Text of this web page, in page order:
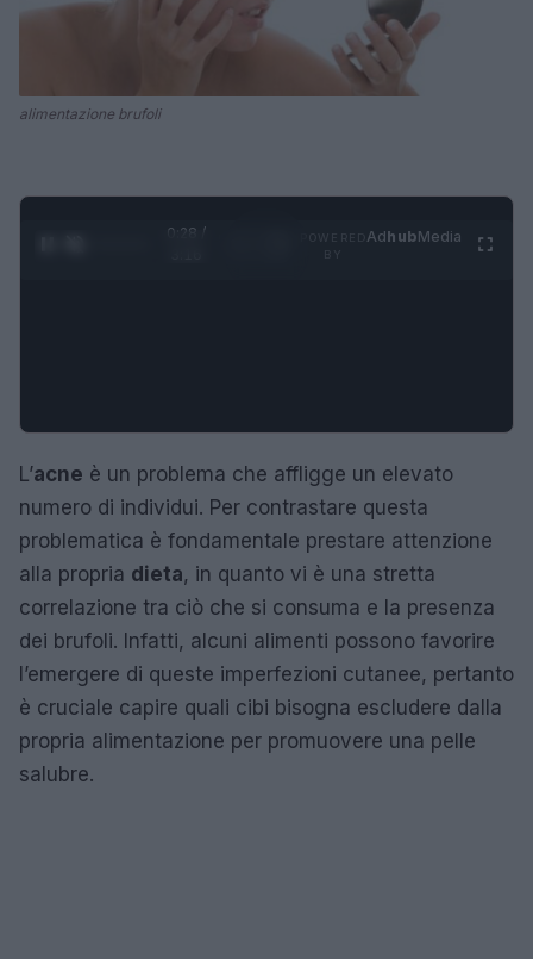
alimentazione brufoli
0:29 /
AdhubMedia
L’acne è un problema che affligge un elevato
numero di individui. Per contrastare questa
problematica è fondamentale prestare attenzione
alla propria dieta, in quanto vi è una stretta
correlazione tra ciò che si consuma e la presenza
dei brufoli. Infatti, alcuni alimenti possono favorire
l’emergere di queste imperfezioni cutanee, pertanto
è cruciale capire quali cibi bisogna escludere dalla
propria alimentazione per promuovere una pelle
salubre.